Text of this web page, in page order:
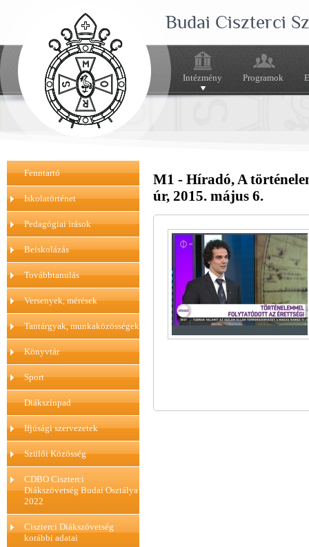
Budai Ciszterci
Intézmény Programok
Fenntartó
Iskolatörténet
Pedagógiai írások
Beiskolázás
Továbbtanulás
Versenyek, mérések
Tantárgyak, munkaközösségek
Könyvtár
Sport
Diákszínpad
Ifjúsági szervezetek
Szülői Közösség
CDBO Ciszterci
Diákszövetség Budai Osztálya
2022
Ciszterci Diákszövetség
korábbi adatai
M1 - Híradó, A
úr, 2015. május 6.